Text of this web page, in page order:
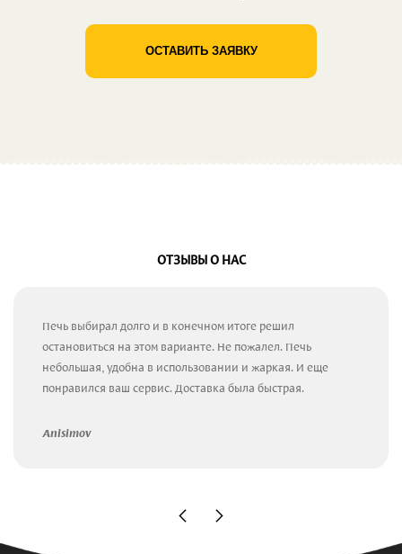
ОСТАВИТЬ ЗАЯВКУ
ОТЗЫВЫ О НАС
Печь выбирал долго и в конечном итоге решил
остановиться на этом варианте. Не пожалел. Печь
небольшая, удобна в использовании и жаркая. И еще
понравился ваш сервис. Доставка была быстрая.
Anisimov